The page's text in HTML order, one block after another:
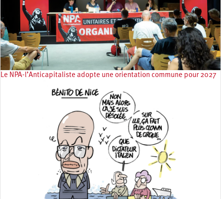
Le NPA-l’Anticapitaliste adopte une orientation commune pour 2027